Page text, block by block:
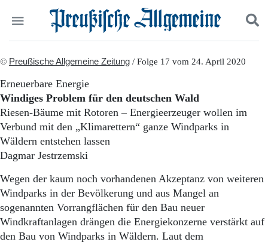
Start
Politik
Panorama
Gesellschaft
Leben
Geschichte
Berlin-Brandenburg
Schlesien
Danzig und Westpreußen
Bücher
Suchen und finden
© Preußische Allgemeine Zeitung / Folge 17 vom 24. April 2020
Erneuerbare Energie
Windiges Problem für den deutschen Wald
Riesen-Bäume mit Rotoren – Energieerzeuger wollen im
Verbund mit den „Klimarettern“ ganze Windparks in
Wäldern entstehen lassen
Dagmar Jestrzemski
Wegen der kaum noch vorhandenen Akzeptanz von weiteren
Windparks in der Bevölkerung und aus Mangel an
sogenannten Vorrangflächen für den Bau neuer
Windkraftanlagen drängen die Energiekonzerne verstärkt auf
den Bau von Windparks in Wäldern. Laut dem